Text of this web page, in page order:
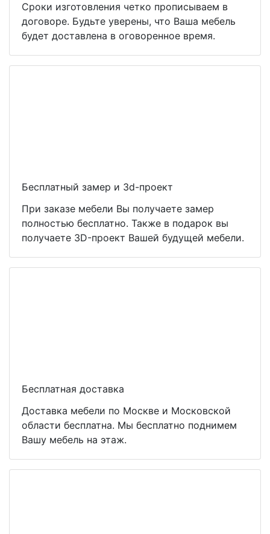
Сроки изготовления четко прописываем в
договоре. Будьте уверены, что Ваша мебель
будет доставлена в оговоренное время.
Бесплатный замер и 3d-проект
При заказе мебели Вы получаете замер
полностью бесплатно. Также в подарок вы
получаете 3D-проект Вашей будущей мебели.
Бесплатная доставка
Доставка мебели по Москве и Московской
области бесплатна. Мы бесплатно поднимем
Вашу мебель на этаж.